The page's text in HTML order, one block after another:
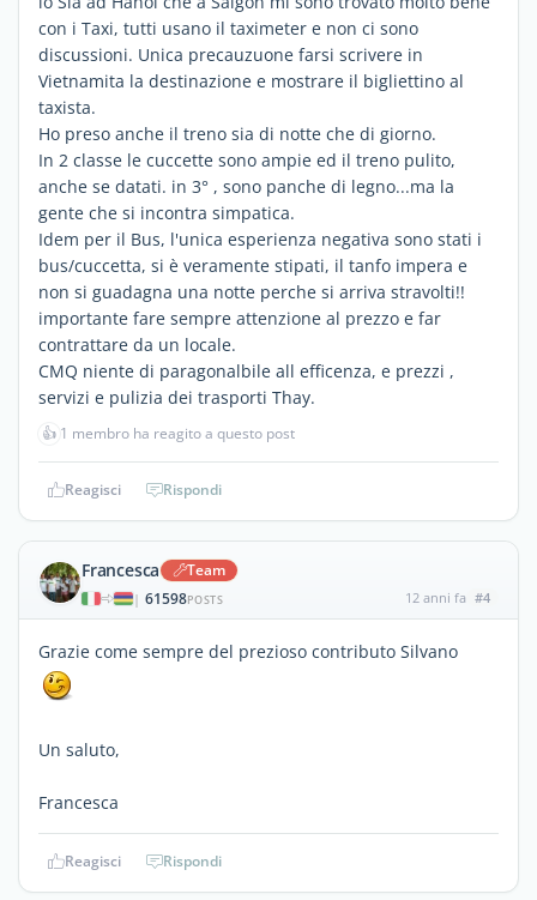
con i Taxi, tutti usano il taximeter e non ci sono
discussioni. Unica precauzuone farsi scrivere in
Vietnamita la destinazione e mostrare il bigliettino al
taxista.
Ho preso anche il treno sia di notte che di giorno.
In 2 classe le cuccette sono ampie ed il treno pulito,
anche se datati. in 3° , sono panche di legno...ma la
gente che si incontra simpatica.
Idem per il Bus, l'unica esperienza negativa sono stati i
bus/cuccetta, si è veramente stipati, il tanfo impera e
non si guadagna una notte perche si arriva stravolti!!
importante fare sempre attenzione al prezzo e far
contrattare da un locale.
CMQ niente di paragonalbile all efficenza, e prezzi ,
servizi e pulizia dei trasporti Thay.
👍 1 membro ha reagito a questo post
Reagisci Rispondi
Francesca Team
| 61598POSTS 12 anni fa #4
Grazie come sempre del prezioso contributo Silvano
Un saluto,
Francesca
Reagisci Rispondi